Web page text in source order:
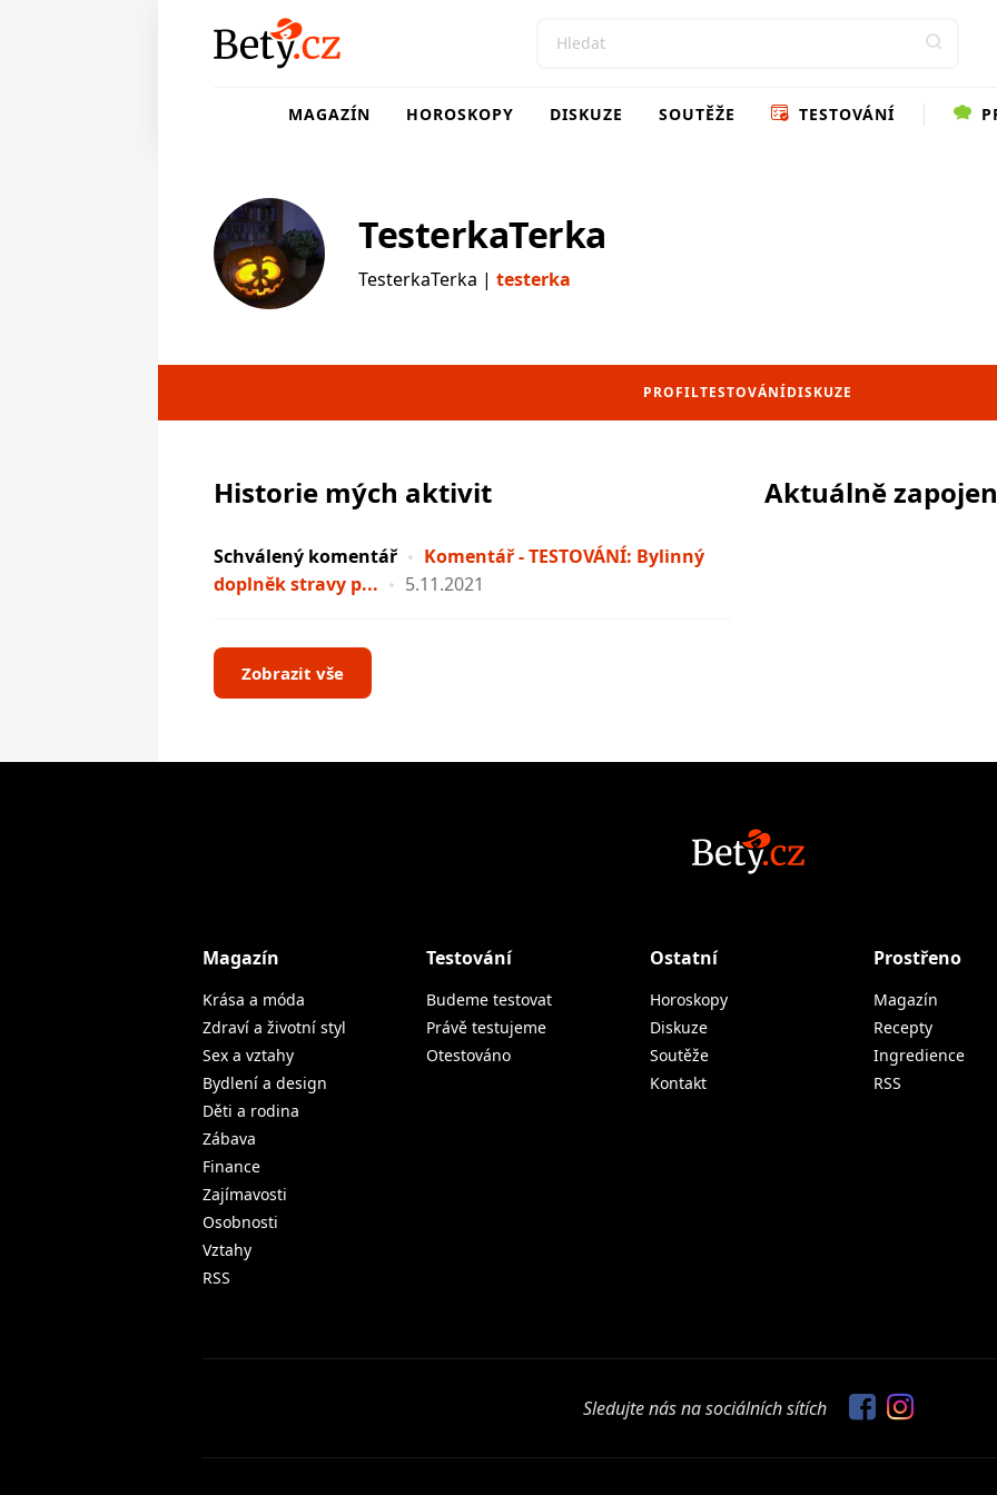
MAGAZÍN HOROSKOPY DISKUZE SOUTĚŽE TESTOVÁNÍ
TesterkaTerka
TesterkaTerka | testerka
PROFILTESTOVÁNÍDISKUZE
Historie mých aktivit
Schválený komentář
Komentář - TESTOVÁNÍ: Bylinný
doplněk stravy p...
5.11.2021
Zobrazit vše
Aktuálně
Magazín
Krása a móda
Zdraví a životní styl
Sex a vztahy
Bydlení a design
Děti a rodina
Zábava
Finance
Zajímavosti
Osobnosti
Vztahy
RSS
Testování
Budeme testovat
Právě testujeme
Otestováno
Ostatní
Horoskopy
Diskuze
Soutěže
Kontakt
Prostřeno
Magazín
Recepty
Ingredience
RSS
Sledujte nás na sociálních sítích